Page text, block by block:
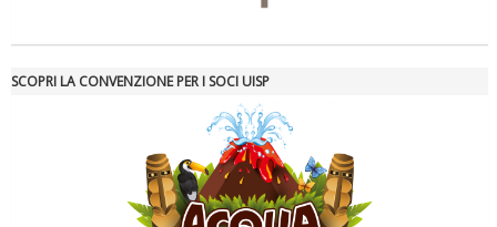
SCOPRI LA CONVENZIONE PER I SOCI UISP